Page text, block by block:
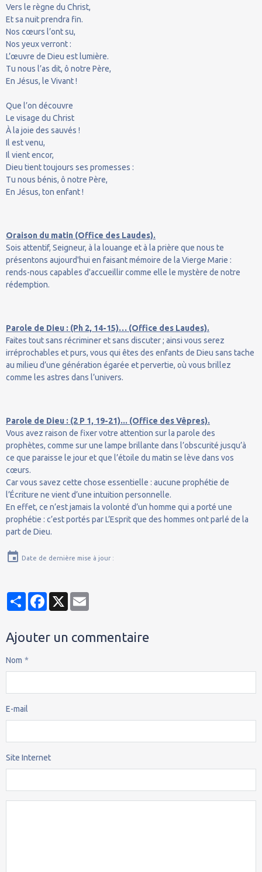
Vers le règne du Christ,
Et sa nuit prendra fin.
Nos cœurs l’ont su,
Nos yeux verront :
L’œuvre de Dieu est lumière.
Tu nous l’as dit, ô notre Père,
En Jésus, le Vivant !
Que l’on découvre
Le visage du Christ
À la joie des sauvés !
Il est venu,
Il vient encor,
Dieu tient toujours ses promesses :
Tu nous bénis, ô notre Père,
En Jésus, ton enfant !
Oraison du matin (Office des Laudes).
Sois attentif, Seigneur, à la louange et à la prière que nous te
présentons aujourd'hui en faisant mémoire de la Vierge Marie :
rends-nous capables d'accueillir comme elle le mystère de notre
rédemption.
Parole de Dieu : (Ph 2, 14-15)… (Office des Laudes).
Faites tout sans récriminer et sans discuter ; ainsi vous serez
irréprochables et purs, vous qui êtes des enfants de Dieu sans tache
au milieu d’une génération égarée et pervertie, où vous brillez
comme les astres dans l’univers.
Parole de Dieu : (2 P 1, 19-21)... (Office des Vêpres).
Vous avez raison de fixer votre attention sur la parole des
prophètes, comme sur une lampe brillante dans l’obscurité jusqu’à
ce que paraisse le jour et que l’étoile du matin se lève dans vos
cœurs.
Car vous savez cette chose essentielle : aucune prophétie de
l’Écriture ne vient d’une intuition personnelle.
En effet, ce n’est jamais la volonté d’un homme qui a porté une
prophétie : c’est portés par L’Esprit que des hommes ont parlé de la
part de Dieu.
Date de dernière mise à jour :
PartagerFacebook
X
Ajouter un commentaire
Nom
E-mail
Site Internet